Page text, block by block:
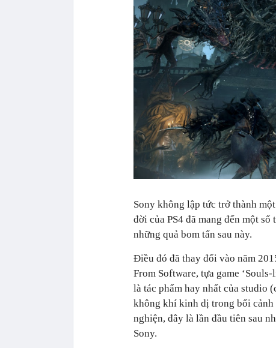
Sony không lập tức trở thành
đời của PS4 đã mang đến một
những quả bom tấn sau này.
Điều đó đã thay đổi vào năm
From Software, tựa game
là tác phẩm hay nhất của studio
không khí kinh dị trong bối
nghiện, đây là lần đầu tiên sau
Sony.